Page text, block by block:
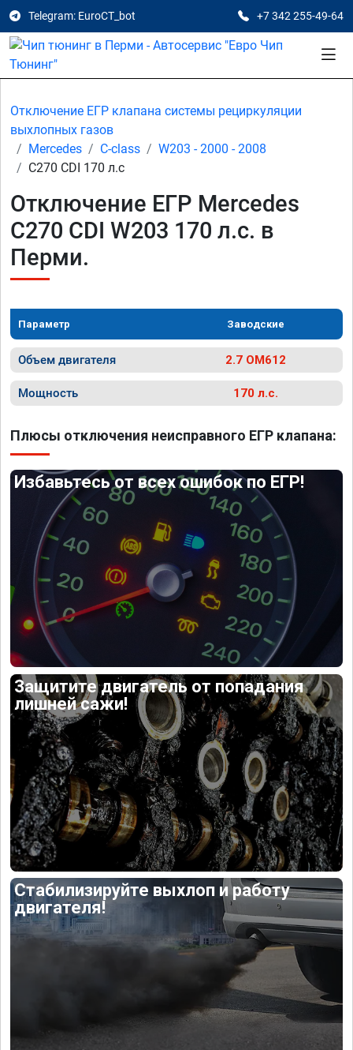
Telegram: EuroCT_bot +7 342 255-49-64
Отключение ЕГР клапана системы рециркуляции
выхлопных газов
Mercedes
C-class
W203 - 2000 - 2008
C270 CDI 170 л.с
Отключение ЕГР Mercedes
C270 CDI W203 170 л.с. в
Перми.
Параметр Заводские
Объем двигателя 2.7 OM612
Мощность 170 л.с.
Плюсы отключения неисправного ЕГР клапана:
Избавьтесь от всех ошибок по ЕГР!
Защитите двигатель от попадания
лишней сажи!
Стабилизируйте выхлоп и работу
двигателя!